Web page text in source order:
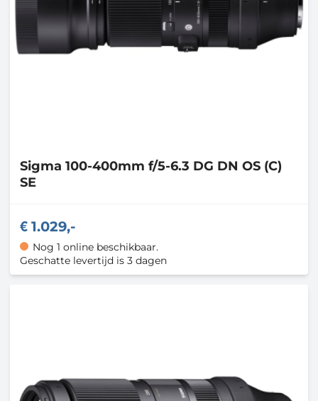
Sigma 100-400mm f/5-6.3 DG DN OS (C)
SE
1.029,-
Nog 1 online beschikbaar.
Geschatte levertijd is 3 dagen